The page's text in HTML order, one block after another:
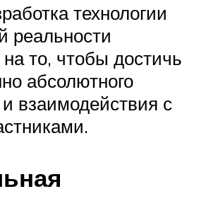
технологии
реальности
то, чтобы достичь
абсолютного
взаимодействия с